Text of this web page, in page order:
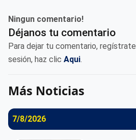
Ningun comentario!
Déjanos tu comentario
Para dejar tu comentario, regístrate
sesión, haz clic Aqui.
Más Noticias
7/8/2026